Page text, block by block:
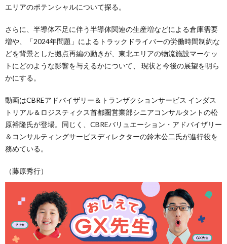
エリアのポテンシャルについて探る。
さらに、半導体不足に伴う半導体関連の生産増などによる倉庫需要
増や、「2024年問題」によるトラックドライバーの労働時間制約な
どを背景とした拠点再編の動きが、東北エリアの物流施設マーケッ
トにどのような影響を与えるかについて、 現状と今後の展望を明ら
かにする。
動画はCBREアドバイザリー＆トランザクションサービス インダス
トリアル＆ロジスティクス首都圏営業部シニアコンサルタントの松
原裕隆氏が登場。同じく、CBREバリュエーション・アドバイザリー
＆コンサルティングサービスディレクターの鈴木公二氏が進行役を
務めている。
（藤原秀行）